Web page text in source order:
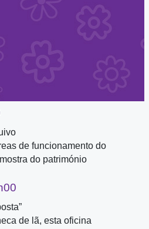
de funcionamento do
do património
de lã, esta oficina